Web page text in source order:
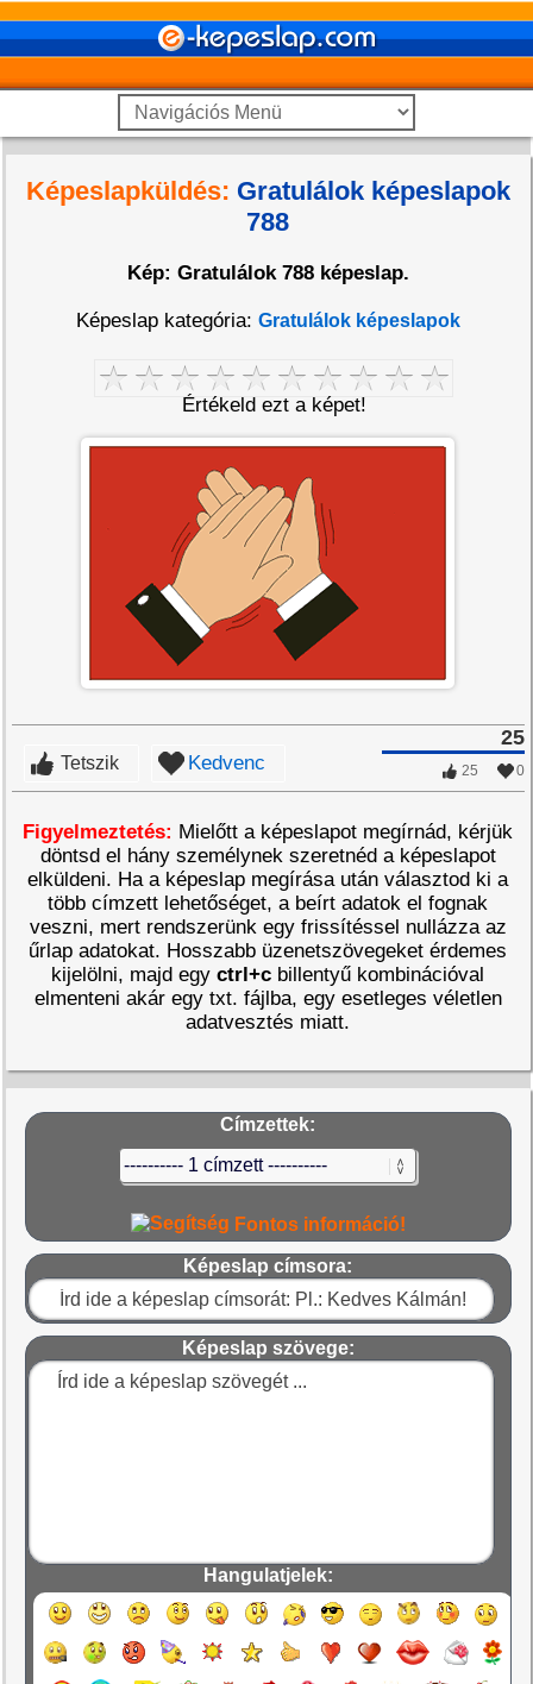
Képeslapküldés: Gratulálok képeslapok
788
Kép: Gratulálok 788 képeslap.
Képeslap kategória: Gratulálok képeslapok
Értékeld ezt a képet!
Tetszik Kedvenc
25
0
25
Figyelmeztetés: Mielőtt a képeslapot megírnád, kérjük
döntsd el hány személynek szeretnéd a képeslapot
elküldeni. Ha a képeslap megírása után választod ki a
több címzett lehetőséget, a beírt adatok el fognak
veszni, mert rendszerünk egy frissítéssel nullázza az
űrlap adatokat. Hosszabb üzenetszövegeket érdemes
kijelölni, majd egyctrl+c billentyű kombinációval
elmenteni akár egy txt. fájlba, egy esetleges véletlen
adatvesztés miatt.
Címzettek:
Fontos információ!
Képeslap címsora:
Képeslap szövege:
Hangulatjelek: